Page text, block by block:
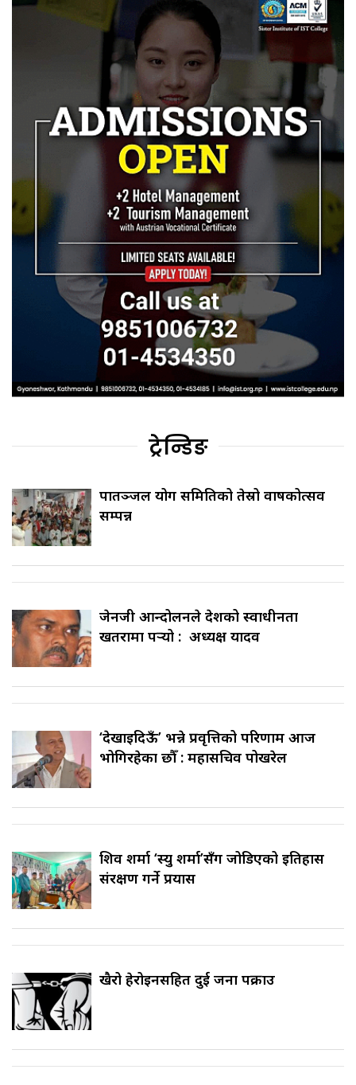
ट्रेन्डिङ
पातञ्जल योग समितिको तेस्रो वार्षिकोत्सव
सम्पन्न
जेनजी आन्दोलनले देशको स्वाधीनता
खतरामा पर्‍यो : अध्यक्ष यादव
‘देखाइदिऊँ’ भन्ने प्रवृत्तिको परिणाम आज
भोगिरहेका छौँ : महासचिव पोखरेल
शिव शर्मा ‘स्यु शर्मा’सँग जोडिएको इतिहास
संरक्षण गर्ने प्रयास
खैरो हेरोइनसहित दुई जना पक्राउ